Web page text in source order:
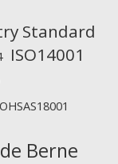
Standard
ISO14001
OHSAS18001
Berne